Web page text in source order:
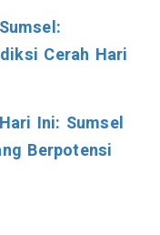
Cerah Hari
Ini: Sumsel
Berpotensi